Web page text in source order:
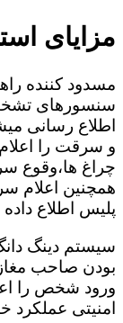
مزایای
مسدود کننده
سنسورهای
اطلاع رسانی
و سرقت را
چراغ ها،وقوع
همچنین اعلام
پلیس اطلاع
سیستم دینگ
بودن صاحب
ورود شخص را
امنیتی عملکرد